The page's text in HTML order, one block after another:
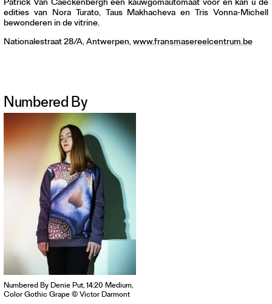
Patrick Van Caeckenbergh een kauwgomautomaat voor en kan u de
edities van Nora Turato, Taus Makhacheva en Tris Vonna-Michell
bewonderen in de vitrine.
Nationalestraat 28/A, Antwerpen,www.fransmasereelcentrum.be
Numbered By
Numbered By Denie Put, 14:20 Medium,
Color Gothic Grape © Victor Darmont